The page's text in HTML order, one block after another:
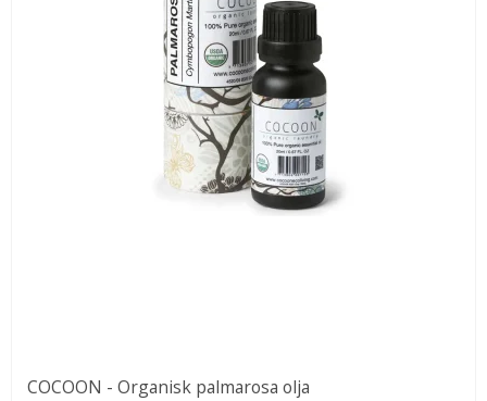
COCOON - Organisk palmarosa olja